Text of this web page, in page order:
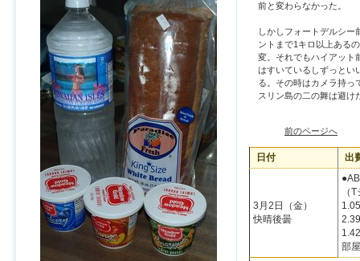
前と変わらなかった。
しかしフォートデルシー
ントまで1キロ以上ある
変。それでもハイアット
はすいているしずっとい
る。その時はカメラ持っ
スリン島の二の舞は避け
前のページへ
日付 出
3月2日（金）
快晴後曇
（
部